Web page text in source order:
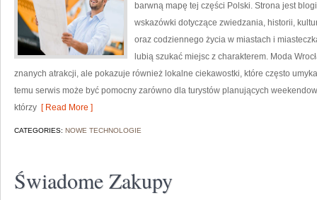
barwną mapę tej części Polski. Strona jest
wskazówki dotyczące zwiedzania, historii,
oraz codziennego życia w miastach i
lubią szukać miejsc z charakterem. Moda
znanych atrakcji, ale pokazuje również lokalne ciekawostki, które często
temu serwis może być pomocny zarówno dla turystów planujących
którzy [ Read More ]
CATEGORIES: NOWE TECHNOLOGIE
Świadome Zakupy